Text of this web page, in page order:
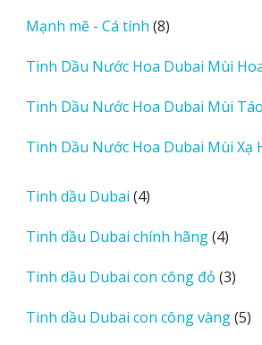
Mạnh mẽ - Cá tính 88
phẩm
Tinh Dầu Nước Hoa Dubai Mùi
Tinh Dầu Nước Hoa Dubai Mùi Táo
Tinh Dầu Nước Hoa Dubai Mùi Xạ
Tinh dầu Dubai 44
phẩm
Tinh dầu Dubai chính hãng 44
phẩm
Tinh dầu Dubai con công đỏ 33
phẩm
Tinh dầu Dubai con công vàng 55